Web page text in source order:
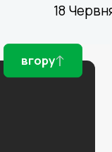
18
вгору